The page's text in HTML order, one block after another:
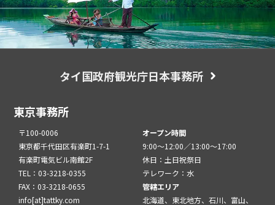
タイ国政府観光庁日本事務所
東京事務所
〒100-0006
東京都千代田区有楽町1-7-1
有楽町電気ビル南館2F
TEL：03-3218-0355
FAX：03-3218-0655
info[at]tattky.com
オープン時間
9:00～12:00／13:00～17:00
休日：土日祝祭日
テレワーク：水
管轄エリア
北海道、東北地方、石川、富山、